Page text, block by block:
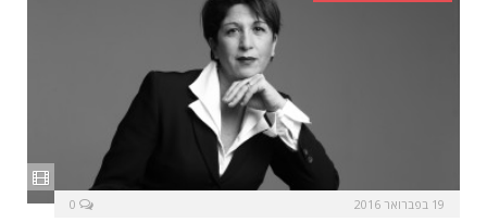
19 בפברואר 2016